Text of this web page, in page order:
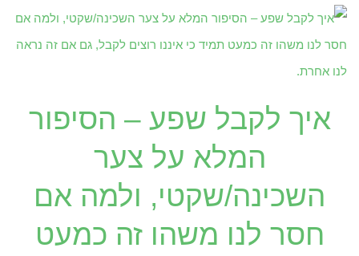
איך לקבל שפע – הסיפור
המלא על צער
השכינה/שקטי, ולמה אם
חסר לנו משהו זה כמעט